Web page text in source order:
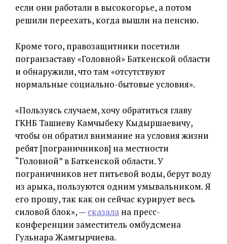
если они работали в высокогорье, а потом
решили переехать, когда вышли на пенсию.
Кроме того, правозащитники посетили
погранзаставу «Головной» Баткенской области
и обнаружили, что там «отсутствуют
нормальные социально-бытовые условия».
«Пользуясь случаем, хочу обратиться главу
ГКНБ Ташиеву Камчыбеку Кыдыршаевичу,
чтобы он обратил внимание на условия жизни
ребят [пограничников] на местности
“Головной” в Баткенской области. У
пограничников нет питьевой воды, берут воду
из арыка, пользуются одним умывальником. Я
его прошу, так как он сейчас курирует весь
силовой блок», — сказала на пресс-
конференции заместитель омбудсмена
Гульнара Жамгырчиева.